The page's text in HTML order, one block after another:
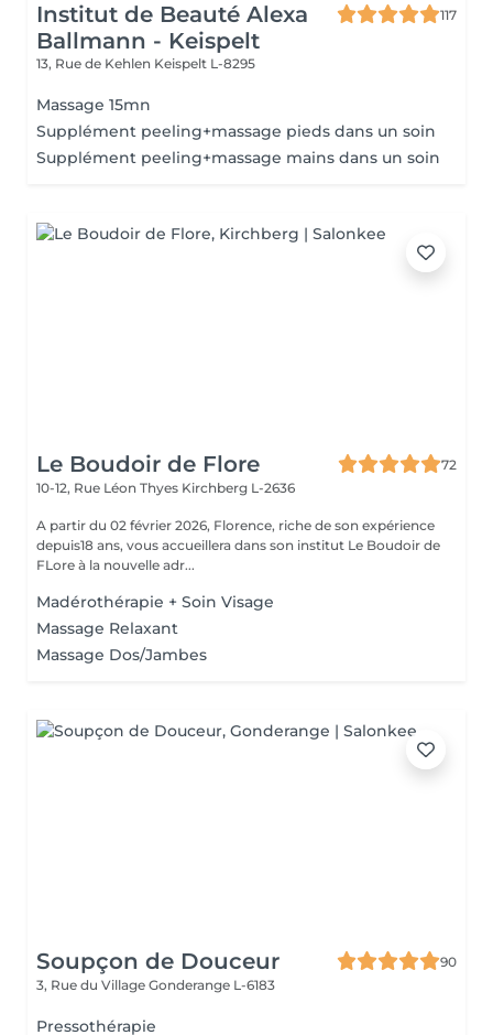
Institut de Beauté Alexa
Ballmann - Keispelt
117
13, Rue de Kehlen Keispelt L-8295
Massage 15mn
Supplément peeling+massage pieds dans un soin
Supplément peeling+massage mains dans un soin
Le Boudoir de Flore
72
10-12, Rue Léon Thyes Kirchberg L-2636
A partir du 02 février 2026, Florence, riche de son expérience
depuis18 ans, vous accueillera dans son institut Le Boudoir de
FLore à la nouvelle adr...
Madérothérapie + Soin Visage
Massage Relaxant
Massage Dos/Jambes
Soupçon de Douceur
90
3, Rue du Village Gonderange L-6183
Pressothérapie